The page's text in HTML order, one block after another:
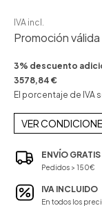
IVA incl.
Promoción
3% descuento
3578,84 €
El porcentaje de
VER
ENVÍO GRATIS
Pedidos > 150€
IVA INCLUIDO
En todos los